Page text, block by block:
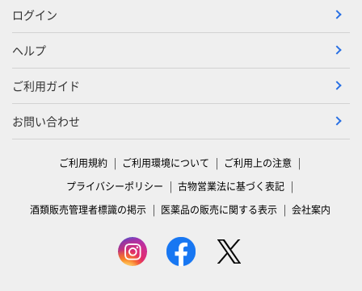
ログイン
ヘルプ
ご利用ガイド
お問い合わせ
ご利用規約 ご利用環境について
ご利用上の注意
プライバシーポリシー
古物営業法に基づく表記
酒類販売管理者標識の掲示
医薬品の販売に関する表示 会社案内